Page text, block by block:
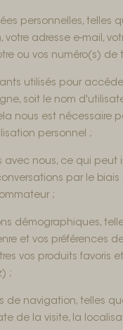
personnelles, telles
votre adresse e-mail,
ou vos numéro(s) de
utilisés pour
soit le nom
nous est nécessaire
personnel ;
nous, ce qui peut
par le
;
démographiques,
et vos préférences
vos produits favoris
;
de navigation, telles
de la visite, la